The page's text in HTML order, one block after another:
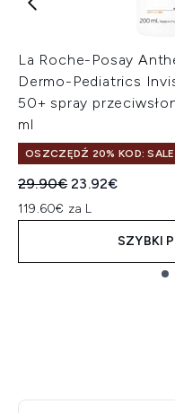
La Roche-Posay
Dermo-Pediatrics
50+ spray
ml
OSZCZĘDŹ 20% KOD:
Sugerowana cena
29.90€Aktualna cena:
23.92€
119.60€ za L
SZYBKI